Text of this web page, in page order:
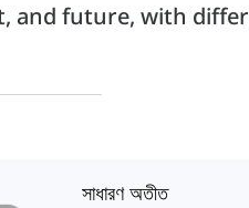
and future, with
সাধারণ অতীত